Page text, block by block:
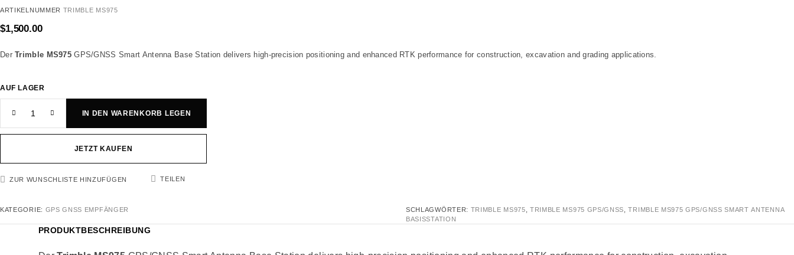
ARTIKELNUMMER TRIMBLE MS975
$1,500.00
DerTrimble MS975GPS/GNSS Smart Antenna Base Station delivers high-precision positioning and enhanced RTK performance for construction, excavation and grading applications.
AUF LAGER
IN DEN WARENKORB LEGEN
JETZT KAUFEN
ZUR WUNSCHLISTE HINZUFÜGEN TEILEN
KATEGORIE: GPS GNSS EMPFÄNGER SCHLAGWÖRTER: TRIMBLE MS975 TRIMBLE MS975 GPS/GNSS ,TRIMBLE MS975 GPS/GNSS SMART ANTENNA
BASISSTATION
PRODUKTBESCHREIBUNG